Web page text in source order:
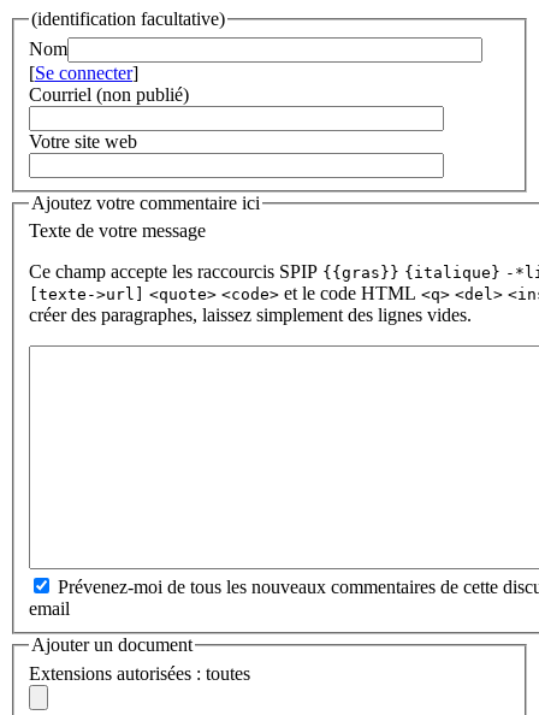
(identification facultative)
Nom
[Se connecter]
Courriel (non publié)
Votre site web
Ajoutez votre commentaire ici
Texte de votre message
Ce champ accepte les raccourcis SPIP {{gras}} {italique} -
[texte->url]
<quote> <code> et le code HTML <q> <del>
créer des paragraphes, laissez simplement des lignes vides.
Prévenez-moi de tous les nouveaux commentaires de cette
email
Ajouter un document
Extensions autorisées : toutes